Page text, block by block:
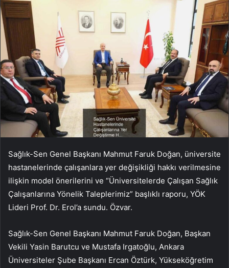
Sağlık-Sen Genel Başkanı Mahmut Faruk Doğan, üniversite
hastanelerinde çalışanlara yer değişikliği hakkı verilmesine
ilişkin model önerilerini ve “Üniversitelerde Çalışan Sağlık
Çalışanlarına Yönelik Taleplerimiz” başlıklı raporu, YÖK
Lideri Prof. Dr. Erol’a sundu. Özvar.
Sağlık-Sen Genel Başkanı Mahmut Faruk Doğan, Başkan
Vekili Yasin Barutcu ve Mustafa Irgatoğlu, Ankara
Üniversiteler Şube Başkanı Ercan Öztürk, Yükseköğretim